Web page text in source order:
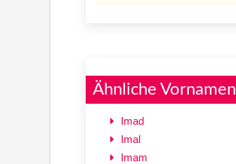
Ähnliche Vornamen
Imad
Imal
Imam